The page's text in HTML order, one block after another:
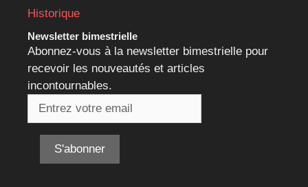
Historique
Newsletter bimestrielle
Abonnez-vous à la newsletter bimestrielle pour
recevoir les nouveautés et articles
incontournables.